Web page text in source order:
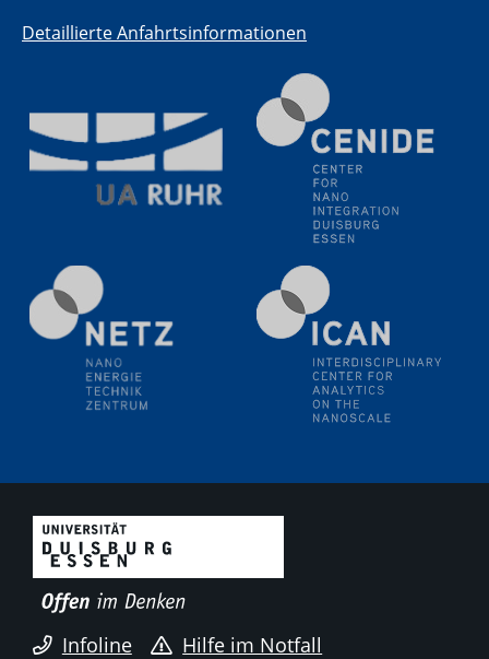
12.06.2024
13.06.2024
UDE4future Ringvorlesung
18.06.2024
SFB/TRR 270 Kolloquium
Polo – Research Laboratories for Emerging Technologies
Santa Catarina
18.06.2024
MPI SusMat
Hydrogen effects on the deformation and fracture of
Physikalisches Kolloquium
20.06.2024
UDE4future Ringvorlesung
26.06.2024
Physikalisches Kolloquium
Detaillierte Anfahrtsinformationen
Infoline Hilfe im Notfall